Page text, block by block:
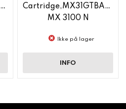
MX 3100 N
Ikke på lager
INFO